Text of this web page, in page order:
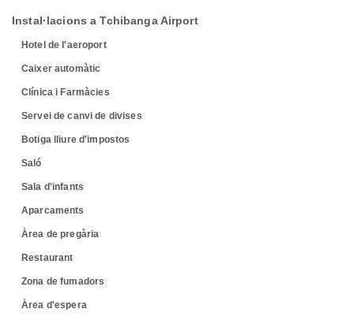
Instal·lacions a Tchibanga Airport
Hotel de l'aeroport
Caixer automàtic
Clínica i Farmàcies
Servei de canvi de divises
Botiga lliure d'impostos
Saló
Sala d'infants
Aparcaments
Àrea de pregària
Restaurant
Zona de fumadors
Àrea d'espera